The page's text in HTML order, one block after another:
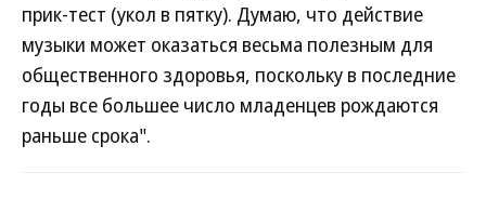
прик-тест (укол в пятку). Думаю, что действие
музыки может оказаться весьма полезным для
общественного здоровья, поскольку в последние
годы все большее число младенцев рождаются
раньше срока".